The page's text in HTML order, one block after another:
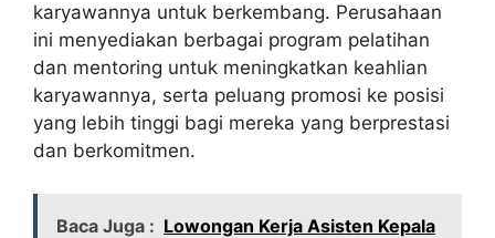
karyawannya untuk berkembang. Perusahaan
ini menyediakan berbagai program pelatihan
dan mentoring untuk meningkatkan keahlian
karyawannya, serta peluang promosi ke posisi
yang lebih tinggi bagi mereka yang berprestasi
dan berkomitmen.
Baca Juga : Lowongan Kerja Asisten Kepala